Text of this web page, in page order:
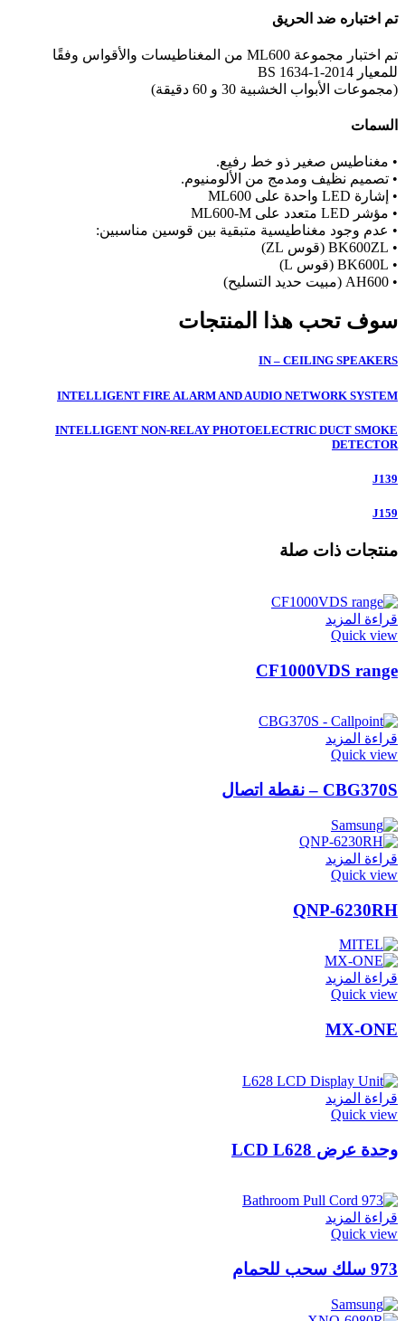
تم اختباره ضد الحريق
تم اختبار مجموعة ML600 من المغناطيسات والأقواس وفقًا
للمعيار BS 1634-1-2014
(مجموعات الأبواب الخشبية 30 و 60 دقيقة)
السمات
• مغناطيس صغير ذو خط رفيع.
• تصميم نظيف ومدمج من الألومنيوم.
• إشارة LED واحدة على ML600
• مؤشر LED متعدد على ML600-M
• عدم وجود مغناطيسية متبقية بين قوسين مناسبين:
• BK600ZL (قوس ZL)
• BK600L (قوس L)
• AH600 (مبيت حديد التسليح)
سوف تحب هذا المنتجات
IN – CEILING SPEAKERS
INTELLIGENT FIRE ALARM AND AUDIO NETWORK SYSTEM
INTELLIGENT NON-RELAY PHOTOELECTRIC DUCT SMOKE
DETECTOR
J139
J159
منتجات ذات صلة
قراءة المزيد
Quick view
CF1000VDS range
قراءة المزيد
Quick view
CBG370S – نقطة اتصال
قراءة المزيد
Quick view
QNP-6230RH
قراءة المزيد
Quick view
MX-ONE
قراءة المزيد
Quick view
وحدة عرض LCD L628
قراءة المزيد
Quick view
973 سلك سحب للحمام